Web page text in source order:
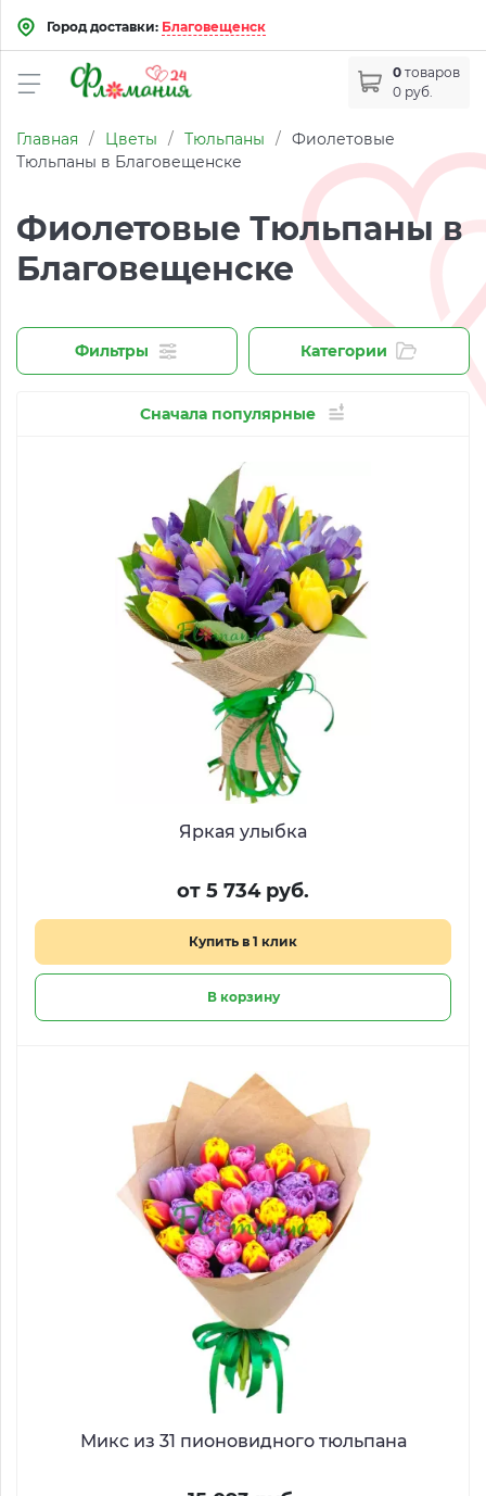
Город доставки: Благовещенск
0 товаров
0 руб.
Главная / Цветы / Тюльпаны / Фиолетовые
Тюльпаны в Благовещенске
Фиолетовые Тюльпаны в
Благовещенске
Фильтры Категории
Сначала популярные
Яркая улыбка
от 5 734 руб.
Купить в 1 клик
В корзину
Микс из 31 пионовидного тюльпана